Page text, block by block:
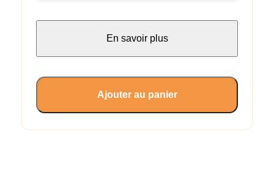
En savoir plus
Ajouter au panier